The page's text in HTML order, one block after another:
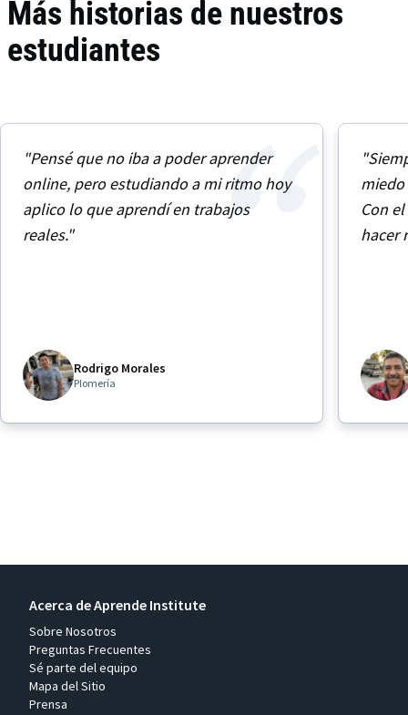
Más historias de nuestros
estudiantes
"Pensé que no iba a poder aprender
online, pero estudiando a mi ritmo hoy
aplico lo que aprendí en trabajos
reales."
Rodrigo Morales
Plomería
Con
hacer
Acerca de Aprende Institute
Sobre Nosotros
Preguntas Frecuentes
Sé parte del equipo
Mapa del Sitio
Prensa